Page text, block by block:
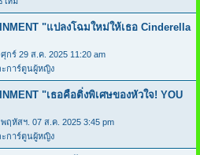
"แปลงโฉมใหม่ให้เธอ Cinderella
ศุกร์ 29 ส.ค. 2025 11:20 am
การ์ตูนผู้หญิง
"เธอคือติ่งพิเศษของหัวใจ! YOU
พฤหัสฯ. 07 ส.ค. 2025 3:45 pm
การ์ตูนผู้หญิง